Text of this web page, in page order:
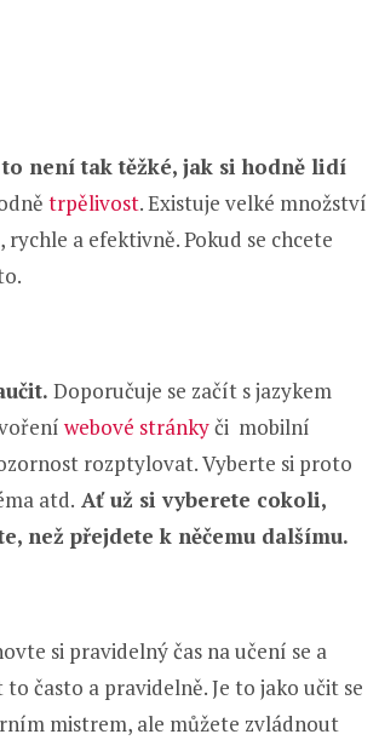
není tak těžké, jak si hodně lidí
trpělivost. Existuje velké množství
a efektivně. Pokud se chcete
Doporučuje se začít s jazykem
webové stránkyči mobilní
rozptylovat. Vyberte si proto
atd. Ať už si vyberete cokoli,
než přejdete k něčemu dalšímu.
si pravidelný čas na učení se a
často a pravidelně. Je to jako učit se
mistrem, ale můžete zvládnout